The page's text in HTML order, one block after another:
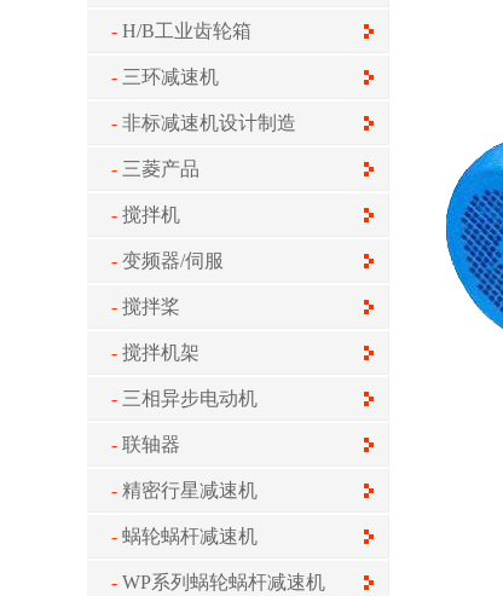
H/B工业齿轮箱
三环减速机
非标减速机设计制造
三菱产品
搅拌机
变频器/伺服
搅拌桨
搅拌机架
三相异步电动机
联轴器
精密行星减速机
蜗轮蜗杆减速机
WP系列蜗轮蜗杆减速机